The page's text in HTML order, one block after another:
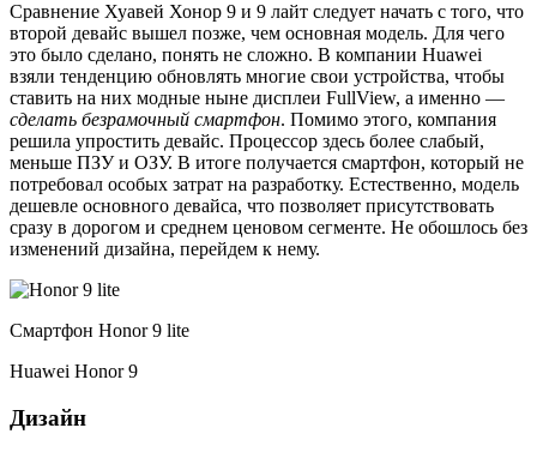
Сравнение Хуавей Хонор 9 и 9 лайт следует начать с того, что
второй девайс вышел позже, чем основная модель. Для чего
это было сделано, понять не сложно. В компании Huawei
взяли тенденцию обновлять многие свои устройства, чтобы
ставить на них модные ныне дисплеи FullView, а именно —
сделать безрамочный смартфон. Помимо этого, компания
решила упростить девайс. Процессор здесь более слабый,
меньше ПЗУ и ОЗУ. В итоге получается смартфон, который не
потребовал особых затрат на разработку. Естественно, модель
дешевле основного девайса, что позволяет присутствовать
сразу в дорогом и среднем ценовом сегменте. Не обошлось без
изменений дизайна, перейдем к нему.
Смартфон Honor 9 lite
Huawei Honor 9
Дизайн